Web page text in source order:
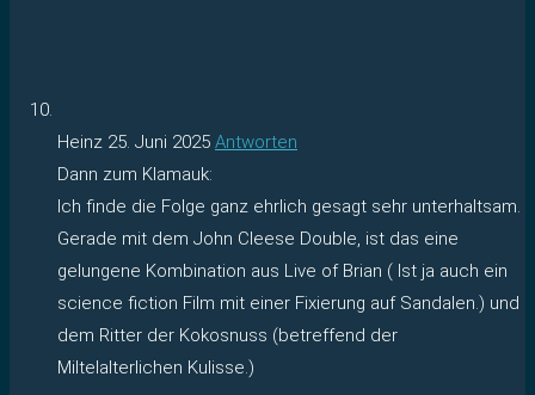
Heinz 25. Juni 2025 Antworten
Dann zum Klamauk:
Ich finde die Folge ganz ehrlich gesagt sehr unterhaltsam.
Gerade mit dem John Cleese Double, ist das eine
gelungene Kombination aus Live of Brian ( Ist ja auch ein
science fiction Film mit einer Fixierung auf Sandalen.) und
dem Ritter der Kokosnuss (betreffend der
Miltelalterlichen Kulisse.)